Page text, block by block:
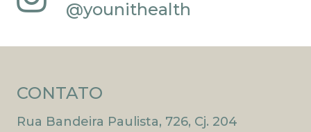
@younithealth
CONTATO
Rua Bandeira Paulista, 726, Cj. 204